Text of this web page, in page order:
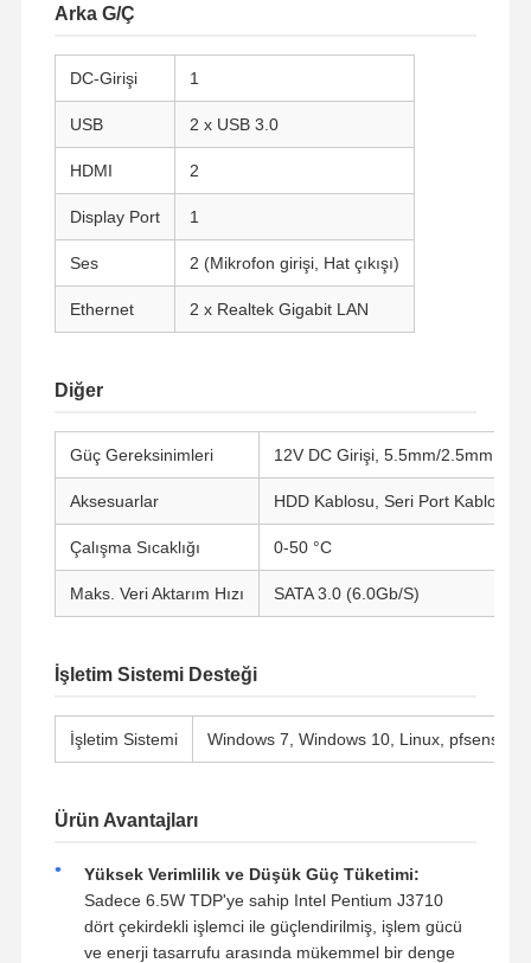
Kalite Kontrol Bize Ulaşın
Ateş duvarı Mini PC
POE Mini PC
Celeron Mini PC
Core Mini PC
Ofis Mini Bilgisayarı
Endüstriyel Anakart
Güvenlik Duvarı Ana Kartı
Arka G/Ç
DC-Girişi 1
USB 2 x USB 3.0
HDMI 2
Display Port 1
Ses 2 (Mikrofon girişi, Hat çıkışı)
Ethernet 2 x Realtek Gigabit LAN
Diğer
Güç Gereksinimleri 12V DC Girişi, 5.5mm/2.5mm
Aksesuarlar HDD Kablosu, Seri Port Kablosu
Çalışma Sıcaklığı 0-50 °C
Maks. Veri Aktarım Hızı SATA 3.0 (6.0Gb/S)
İşletim Sistemi Desteği
İşletim Sistemi Windows 7, Windows 10, Linux, pfsense,
Ürün Avantajları
Yüksek Verimlilik ve Düşük Güç Tüketimi:
Sadece 6.5W TDP'ye sahip Intel Pentium J3710
dört çekirdekli işlemci ile güçlendirilmiş, işlem gücü
ve enerji tasarrufu arasında mükemmel bir denge